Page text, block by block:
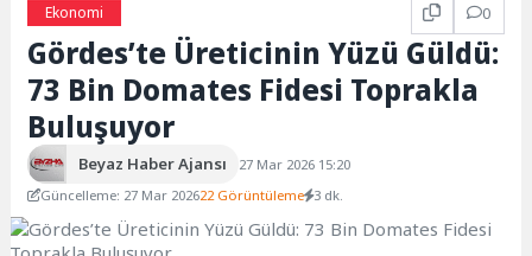
Ekonomi
0
Gördes’te Üreticinin Yüzü Güldü:
73 Bin Domates Fidesi Toprakla
Buluşuyor
Beyaz Haber Ajansı
27 Mar 2026 15:20
Güncelleme: 27 Mar 202622 Görüntüleme 3 dk.